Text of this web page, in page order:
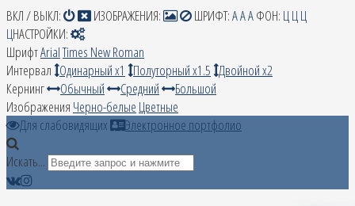
ВКЛ / ВЫКЛ: ИЗОБРАЖЕНИЯ: ШРИФТ:AAAФОН: ЦЦЦ
ЦНАСТРОЙКИ:
ШрифтArialTimes New Roman
Интервал Одинарный х1 Полуторный х1.5 Двойной х2
Кернинг
Обычный Средний
Большой
Изображения Черно-белые Цветные
Для слабовидящих
Электронное портфолио
Искать...